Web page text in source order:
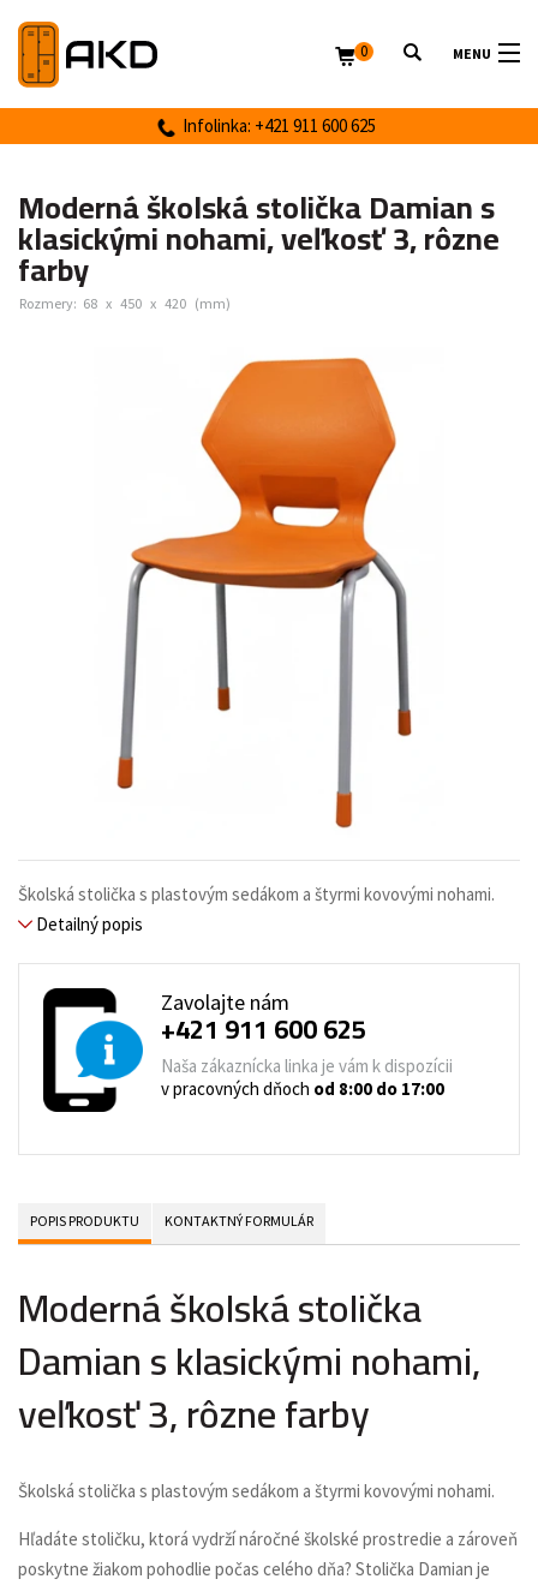
MENU
Infolinka: +421 911 600 625
0
Moderná školská stolička Damian s
klasickými nohami, veľkosť 3, rôzne
farby
Rozmery: 68 x 450 x 420 (mm)
Školská stolička s plastovým sedákom a štyrmi kovovými nohami.
Detailný popis
Zavolajte nám
+421 911 600 625
Naša zákaznícka linka je vám k dispozícii
v pracovných dňoch od 8:00 do 17:00
POPIS PRODUKTU KONTAKTNÝ FORMULÁR
Moderná školská stolička
Damian s klasickými nohami,
veľkosť 3, rôzne farby
Školská stolička s plastovým sedákom a štyrmi kovovými nohami.
Hľadáte stoličku, ktorá vydrží náročné školské prostredie a zároveň
poskytne žiakom pohodlie počas celého dňa? Stolička Damian je